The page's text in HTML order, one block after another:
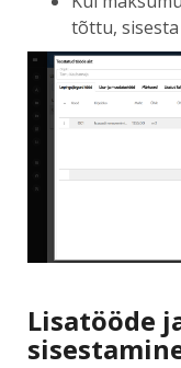
tõttu, sisesta
Lisatööde